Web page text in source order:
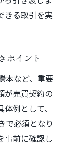
きる取引を実
ポイント
本など、重要
が売買契約の
例として、
で必須となり
事前に確認し